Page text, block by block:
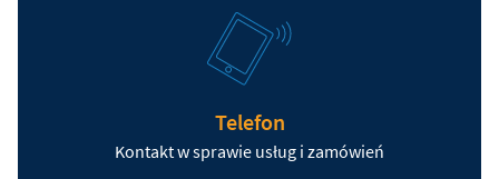
Telefon
Kontakt w sprawie usług i zamówień